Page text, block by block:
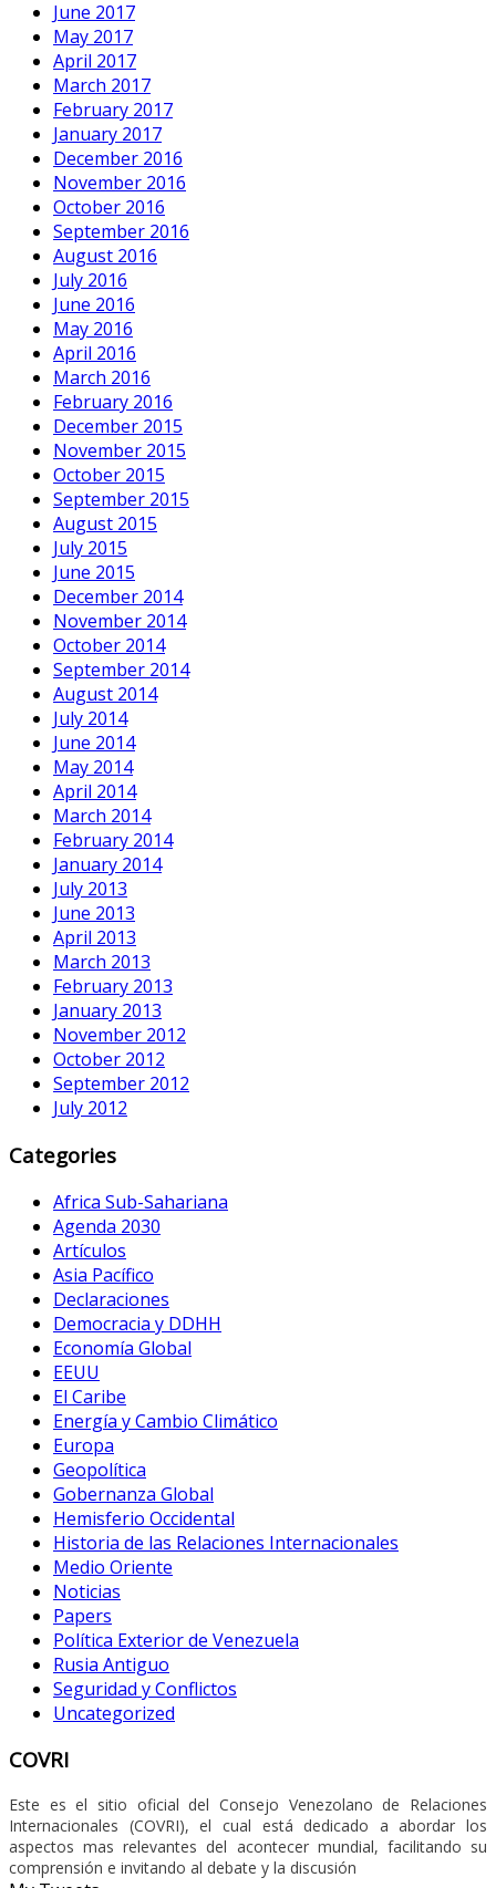
June 2017
May 2017
April 2017
March 2017
February 2017
January 2017
December 2016
November 2016
October 2016
September 2016
August 2016
July 2016
June 2016
May 2016
April 2016
March 2016
February 2016
December 2015
November 2015
October 2015
September 2015
August 2015
July 2015
June 2015
December 2014
November 2014
October 2014
September 2014
August 2014
July 2014
June 2014
May 2014
April 2014
March 2014
February 2014
January 2014
July 2013
June 2013
April 2013
March 2013
February 2013
January 2013
November 2012
October 2012
September 2012
July 2012
Categories
Africa Sub-Sahariana
Agenda 2030
Artículos
Asia Pacífico
Declaraciones
Democracia y DDHH
Economía Global
EEUU
El Caribe
Energía y Cambio Climático
Europa
Geopolítica
Gobernanza Global
Hemisferio Occidental
Historia de las Relaciones Internacionales
Medio Oriente
Noticias
Papers
Política Exterior de Venezuela
Rusia Antiguo
Seguridad y Conflictos
Uncategorized
COVRI
Este es el sitio oficial del Consejo Venezolano de Relaciones
Internacionales (COVRI), el cual está dedicado a abordar los
aspectos mas relevantes del acontecer mundial, facilitando su
comprensión e invitando al debate y la discusión